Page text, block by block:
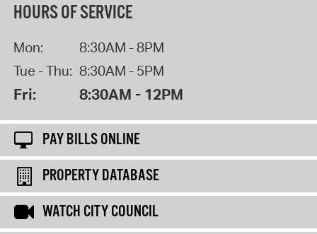
HOURS OF SERVICE
Mon:
8:30AM - 8PM
Tue - Thu: 8:30AM - 5PM
Fri: 8:30AM - 12PM
PAY BILLS ONLINE
PROPERTY DATABASE
WATCH CITY COUNCIL